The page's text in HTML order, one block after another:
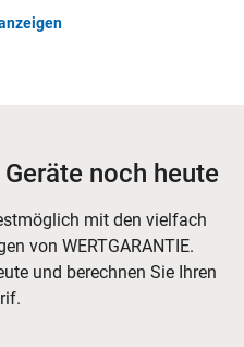
noch heute
mit den vielfach
von WERTGARANTIE.
und berechnen Sie Ihren